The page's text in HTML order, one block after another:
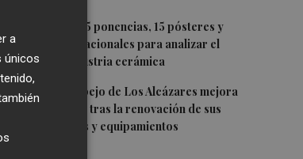
Ignite reunirá 35 ponencias, 15 pósteres y
expertos internacionales para analizar el
futuro de la industria cerámica
La Playa del Espejo de Los Alcázares mejora
su accesibilidad tras la renovación de sus
infraestructuras y equipamientos
a
únicos